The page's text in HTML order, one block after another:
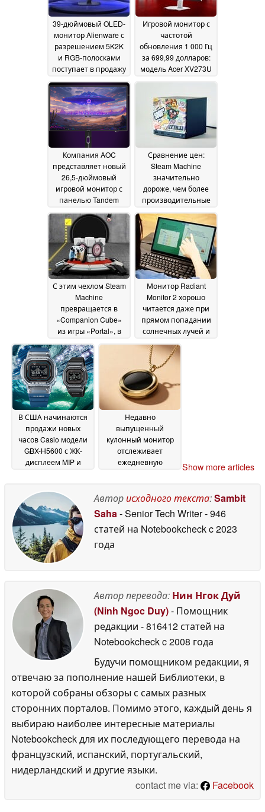
39-дюймовый OLED-
монитор Alienware с
разрешением 5K2K
и RGB-полосками
поступает в продажу
международный
рынок по
значительно
различающимся
02 July 2026
Игровой монитор с
частотой
обновления 1 000 Гц
за 699,99 долларов:
модель Acer XV273U
Америке с
двухрежимным
дисплеем QHD с
частотой
обновления 540 Гц01
July 2026
Компания AOC
представляет новый
26,5-дюймовый
игровой монитор с
панелью Tandem
поколения
25 June 2026
Сравнение цен:
Steam Machine
значительно
дороже, чем более
производительные
23 June
2026
С этим чехлом Steam
Machine
превращается в
«Companion Cube»
из игры «Portal», в
соответствующим
контроллером
2026
Монитор Radiant
Monitor 2 хорошо
читается даже при
прямом попадании
солнечных лучей и
ватта20 June 2026
В США начинаются
продажи новых
часов Casio модели
GBX-H5600 с ЖК-
дисплеем MIP и
сердечного ритма
June 2026
Недавно
выпущенный
кулонный монитор
отслеживает
ежедневную
излучения и
состояние кожи
June 2026
Show more articles
Авторисходного текста:Sambit
Saha- Senior Tech Writer- 946
статей на Notebookcheckc 2023
года
Автор перевода: Нин Нгок Дуй
(Ninh Ngoc Duy)- Помощник
редакции - 816412 статей на
Notebookcheckc 2008 года
Будучи помощником редакции, я
отвечаю за пополнение нашей Библиотеки, в
которой собраны обзоры с самых разных
сторонних порталов. Помимо этого, каждый день я
выбираю наиболее интересные материалы
Notebookcheck для их последующего перевода на
французский, испанский, португальский,
нидерландский и другие языки.
contact me via:
Facebook